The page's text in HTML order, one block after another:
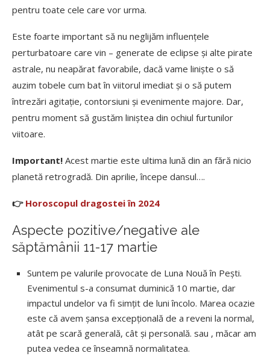
pentru toate cele care vor urma.
Este foarte important să nu neglijăm influențele
perturbatoare care vin – generate de eclipse și alte pirate
astrale, nu neapărat favorabile, dacă vame liniște o să
auzim tobele cum bat în viitorul imediat și o să putem
întrezări agitație, contorsiuni și evenimente majore. Dar,
pentru moment să gustăm liniștea din ochiul furtunilor
viitoare.
Important! Acest martie este ultima lună din an fără nicio
planetă retrogradă. Din aprilie, începe dansul….
👉 Horoscopul dragostei în 2024
Aspecte pozitive/negative ale
săptămânii 11-17 martie
Suntem pe valurile provocate de Luna Nouă în Pești.
Evenimentul s-a consumat duminică 10 martie, dar
impactul undelor va fi simțit de luni încolo. Marea ocazie
este că avem șansa excepțională de a reveni la normal,
atât pe scară generală, cât și personală. sau , măcar am
putea vedea ce înseamnă normalitatea.